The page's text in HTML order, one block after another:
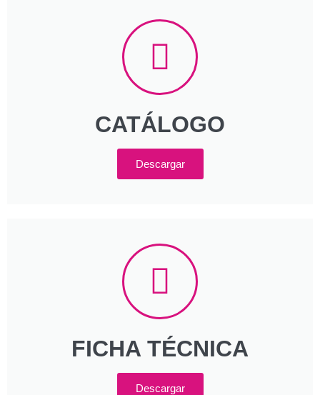
CATÁLOGO
Descargar
FICHA TÉCNICA
Descargar